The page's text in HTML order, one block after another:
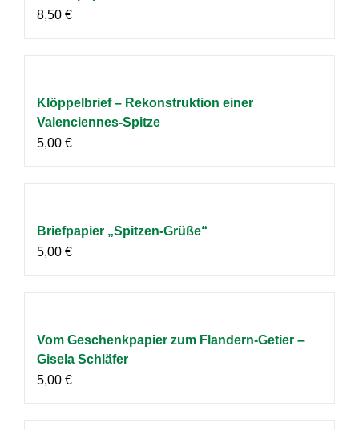
8,50 €
Klöppelbrief – Rekonstruktion einer
Valenciennes-Spitze
5,00 €
Briefpapier „Spitzen-Grüße“
5,00 €
Vom Geschenkpapier zum Flandern-Getier –
Gisela Schläfer
5,00 €